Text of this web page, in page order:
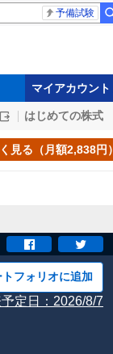
予備試験
マイアカウント
はじめての株式
見る（月額2,838円）
トフォリオに追加
定日： 2026/8/7